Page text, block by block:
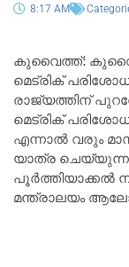
8:17 AM
കുവൈത്ത്:
മെട്രിക്
രാജ്യത്തിന്
മെട്രിക്
എന്നാൽ വരും
യാത്ര
പൂർത്തിയാക്കൽ
മന്ത്രാലയം